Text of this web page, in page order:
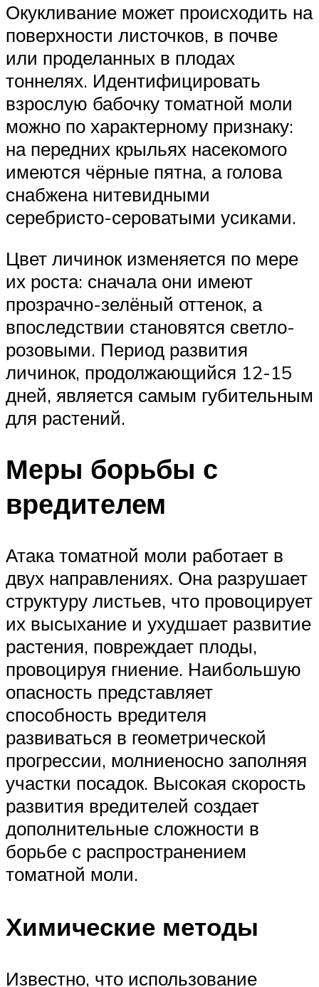
Окукливание может происходить на
поверхности листочков, в почве
или проделанных в плодах
тоннелях. Идентифицировать
взрослую бабочку томатной моли
можно по характерному признаку:
на передних крыльях насекомого
имеются чёрные пятна, а голова
снабжена нитевидными
серебристо-сероватыми усиками.
Цвет личинок изменяется по мере
их роста: сначала они имеют
прозрачно-зелёный оттенок, а
впоследствии становятся светло-
розовыми. Период развития
личинок, продолжающийся 12-15
дней, является самым губительным
для растений.
Меры борьбы с
вредителем
Атака томатной моли работает в
двух направлениях. Она разрушает
структуру листьев, что провоцирует
их высыхание и ухудшает развитие
растения, повреждает плоды,
провоцируя гниение. Наибольшую
опасность представляет
способность вредителя
развиваться в геометрической
прогрессии, молниеносно заполняя
участки посадок. Высокая скорость
развития вредителей создает
дополнительные сложности в
борьбе с распространением
томатной моли.
Химические методы
Известно, что использование